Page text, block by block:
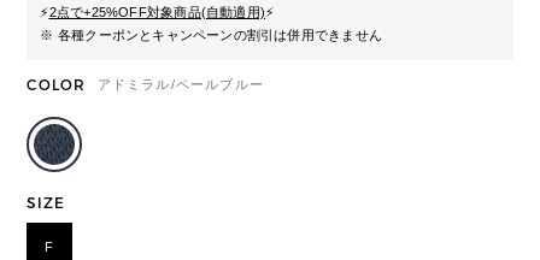
⚡2点で+25%OFF対象商品(自動適用)⚡
※ 各種クーポンとキャンペーンの割引は併用できません
COLOR アドミラル/ペールブルー
SIZE
F